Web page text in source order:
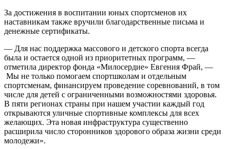
За достижения в воспитании юных спортсменов их
наставникам также вручили благодарственные письма и
денежные сертификаты.
— Для нас поддержка массового и детского спорта всегда
была и остается одной из приоритетных программ, —
отметила директор фонда «Милосердие» Евгения Фрай, —
Мы не только помогаем спортшколам и отдельным
спортсменам, финансируем проведение соревнований, в том
числе для детей с ограниченными возможностями здоровья.
В пяти регионах страны при нашем участии каждый год
открываются уличные спортивные комплексы для всех
желающих. Эта новая инфраструктура существенно
расширила число сторонников здорового образа жизни среди
молодежи».